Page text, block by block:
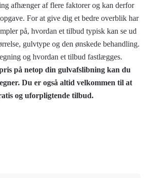
afhænger af flere faktorer og kan derfor
For at give dig et bedre overblik har
på, hvordan et tilbud typisk kan se ud
gulvtype og den ønskede behandling.
og hvordan et tilbud fastlægges.
på netop din gulvafslibning kan du
Du er også altid velkommen til at
og uforpligtende tilbud.